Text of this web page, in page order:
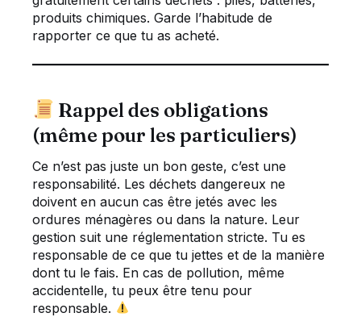
produits chimiques. Garde l’habitude de
rapporter ce que tu as acheté.
Rappel des obligations
(même pour les particuliers)
Ce n’est pas juste un bon geste, c’est une
responsabilité. Les déchets dangereux ne
doivent en aucun cas être jetés avec les
ordures ménagères ou dans la nature. Leur
gestion suit une réglementation stricte. Tu es
responsable de ce que tu jettes et de la manière
dont tu le fais. En cas de pollution, même
accidentelle, tu peux être tenu pour
responsable.